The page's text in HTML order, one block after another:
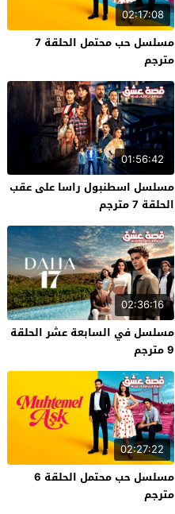
02:17:08
مسلسل حب محتمل الحلقة 7
مترجم
01:56:42
مسلسل اسطنبول راسا على عقب
الحلقة 7 مترجم
02:36:16
مسلسل في السابعة عشر الحلقة
9 مترجم
02:27:22
مسلسل حب محتمل الحلقة 6
مترجم